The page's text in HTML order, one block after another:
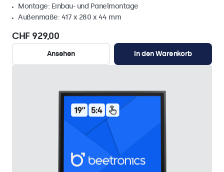
Montage: Einbau- und Panelmontage
Außenmaße: 417 x 280 x 44 mm
CHF 929,00
Ansehen In den Warenkorb